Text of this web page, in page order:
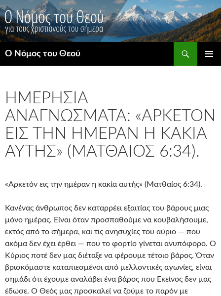
Μετάβαση
σε
περιεχόμενο
Ο Νόμος του Θεού
ΗΜΕΡΉΣΙΑ
ΑΝΑΓΝΏΣΜΑΤΑ: «ΑΡΚΕΤΌΝ
ΕΙΣ ΤΗΝ ΗΜΈΡΑΝ Η ΚΑΚΊΑ
ΑΥΤΉΣ» (ΜΑΤΘΑΊΟΣ 6:34).
«Αρκετόν εις την ημέραν η κακία αυτής» (Ματθαίος 6:34).
Κανένας άνθρωπος δεν καταρρέει εξαιτίας του βάρους μιας
μόνο ημέρας. Είναι όταν προσπαθούμε να κουβαλήσουμε,
εκτός από το σήμερα, και τις ανησυχίες του αύριο — που
ακόμα δεν έχει έρθει — που το φορτίο γίνεται ανυπόφορο. Ο
Κύριος ποτέ δεν μας διέταξε να φέρουμε τέτοιο βάρος. Όταν
βρισκόμαστε καταπιεσμένοι από μελλοντικές αγωνίες, είναι
σημάδι ότι έχουμε αναλάβει ένα βάρος που Εκείνος δεν μας
έδωσε. Ο Θεός μας προσκαλεί να ζούμε το παρόν με